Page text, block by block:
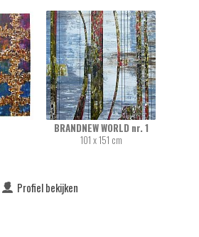
BRANDNEW WORLD nr. 1
101 x 151 cm
Profiel bekijken